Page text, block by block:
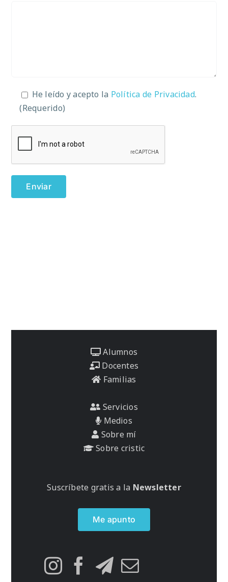
He leído y acepto la Política de Privacidad.
(Requerido)
Alumnos
Docentes
Familias
Servicios
Medios
Sobre mí
Sobre cristic
Suscríbete gratis a la Newsletter
Me apunto